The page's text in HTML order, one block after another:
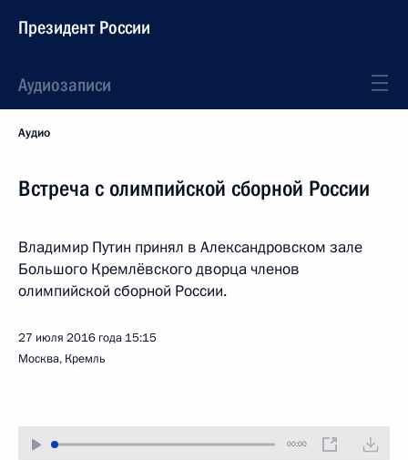
Президент России
Аудиозаписи
Аудио
Встреча с олимпийской сборной России
Владимир Путин принял в Александровском зале
Большого Кремлёвского дворца членов
олимпийской сборной России.
27 июля 2016 года 15:15
Москва, Кремль
00:00